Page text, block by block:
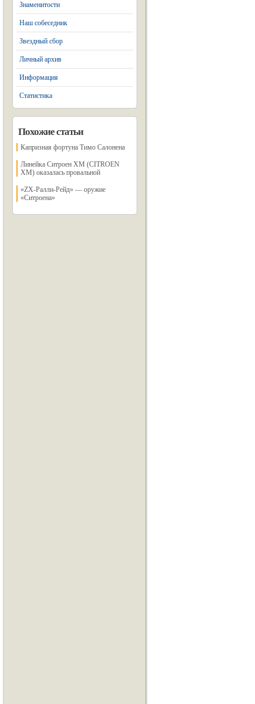
Знаменитости
Наш собеседник
Звездный сбор
Личный архив
Информация
Статистика
Похожие статьи
Капризная фортуна Тимо Салонена
Линейка Ситроен ХМ (CITROEN
XM) оказалась провальной
«ZX-Ралли-Рейд» — оружие
«Ситроена»